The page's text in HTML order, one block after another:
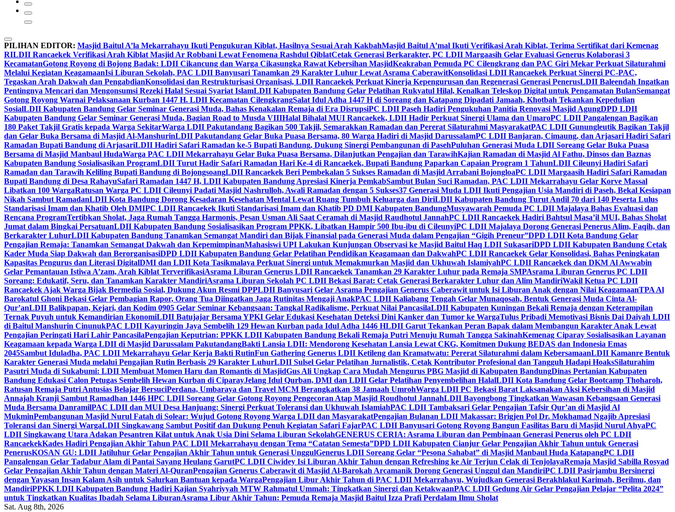
PILIHAN EDITOR: Masjid Baitul A’la Mekarrahayu Ikuti Pengukuran Kiblat, Hasilnya Sesuai Arah KakbahMasjid Baitul A’mal Ikuti Verifikasi Arah Kiblat, Terima Sertifikat dari Kemenag
RILDII Rancaekek Verifikasi Arah Kiblat Masjid Ar Robbani Lewat Fenomena Rashdul QiblatCetak Generasi Berkarakter, PC LDII Margaasih Gelar Evaluasi Generus Kolaborasi 3
KecamatanGotong Royong di Bojong Badak: LDII Cikancung dan Warga Cikasungka Rawat Kebersihan MasjidKeakraban Pemuda PC Cilengkrang dan PAC Giri Mekar Perkuat Silaturahmi
Melalui Kegiatan KeagamaanIsi Liburan Sekolah, PAC LDII Banyusari Tanamkan 29 Karakter Luhur Lewat Asrama CaberawitKonsolidasi LDII Rancaekek Perkuat Sinergi PC-PAC,
Tegaskan Arah Dakwah dan PengabdianKonsolidasi dan Restrukturisasi Organisasi, LDII Rancaekek Perkuat Kinerja Kepengurusan dan Regenerasi Generasi PenerusLDII Baleendah Ingatkan
Pentingnya Mencari dan Mengonsumsi Rezeki Halal Sesuai Syariat IslamLDII Kabupaten Bandung Gelar Pelatihan Rukyatul Hilal, Kenalkan Teleskop Digital untuk Pengamatan BulanSemangat
Gotong Royong Warnai Pelaksanaan Kurban 1447 H. LDII Kecamatan CilengkrangSalat Idul Adha 1447 H di Soreang dan Katapang Dipadati Jamaah, Khotbah Tekankan Kepedulian
SosialLDII Kabupaten Bandung Gelar Seminar Generasi Muda, Bahas Kenakalan Remaja di Era DisrupsiPC LDII Paseh Hadiri Pengukuhan Panitia Renovasi Masjid AgungDPD LDII
Kabupaten Bandung Gelar Seminar Generasi Muda, Bagian Road to Musda VIIIHalal Bihalal MUI Rancaekek, LDII Hadir Perkuat Sinergi Ulama dan UmaroPC LDII Pangalengan Bagikan
180 Paket Takjil Gratis kepada Warga SekitarWarga LDII Pakutandang Bagikan 500 Takjil, Semarakkan Ramadan dan Pererat Silaturahmi MasyarakatPAC LDII Gunungleutik Bagikan Takjil
dan Gelar Buka Bersama di Masjid Al-ManshurinLDII Pakutandang Gelar Buka Puasa Bersama, 80 Warga Hadiri di Masjid DarussalamPC LDII Banjaran, Cimaung, dan Arjasari Hadiri Safari
Ramadan Bupati Bandung di ArjasariLDII Hadiri Safari Ramadan ke-5 Bupati Bandung, Dukung Sinergi Pembangunan di PasehPuluhan Generasi Muda LDII Soreang Gelar Buka Puasa
Bersama di Masjid Manbaul HudaWarga PAC LDII Mekarrahayu Gelar Buka Puasa Bersama, Dilanjutkan Pengajian dan TarawihKajian Ramadan di Masjid Al Fathu, Dinsos dan Baznas
Kabupaten Bandung Sosialisasikan ProgramLDII Turut Hadir Safari Ramadan Hari Ke-4 di Rancaekek, Bupati Bandung Paparkan Capaian Program 1 TahunLDII Cileunyi Hadiri Safari
Ramadan dan Tarawih Keliling Bupati Bandung di BojongsoangLDII Rancaekek Beri Pembekalan 5 Sukses Ramadan di Masjid Arrabani BojongloaPC LDII Margaasih Hadiri Safari Ramadan
Bupati Bandung di Desa RahayuSafari Ramadan 1447 H, LDII Kabupaten Bandung Apresiasi Kinerja PemkabSambut Bulan Suci Ramadan, PAC LDII Mekarrahayu Gelar Korve Massal
Libatkan 100 WargaRatusan Warga PC LDII Cileunyi Padati Masjid Nashrulloh, Awali Ramadan dengan 5 Sukses37 Generasi Muda LDII Ikuti Pengajian Usia Mandiri di Paseh, Bekal Kesiapan
Nikah Sambut RamadanLDII Kota Bandung Dorong Kesadaran Kesehatan Mental Lewat Ruang Tumbuh Keluarga dan DiriLDII Kabupaten Bandung Turut Andil 70 dari 140 Peserta Lulus
Standarisasi Imam dan Khatib Oleh DMIPC LDII Rancaekek Ikuti Standarisasi Imam dan Khatib PD DMI Kabupaten BandungMusyawarah Pemuda PC LDII Majalaya Bahas Evaluasi dan
Rencana ProgramTertibkan Sholat, Jaga Rumah Tangga Harmonis, Pesan Usman Ali Saat Ceramah di Masjid Raudhotul JannahPC LDII Rancaekek Hadiri Bahtsul Masa’il MUI, Bahas Sholat
Jumat dalam Bingkai PersatuanLDII Kabupaten Bandung Sosialisasikan Program PPKK, Libatkan Hampir 500 Ibu-ibu di CileunyiPC LDII Majalaya Dorong Generasi Penerus Alim, Faqih, dan
Berkarakter LuhurLDII Kabupaten Bandung Tanamkan Semangat Mandiri dan Bijak Finansial pada Generasi Muda dalam Pengajian “Gigih Preneur”DPD LDII Kota Bandung Gelar
Pengajian Remaja: Tanamkan Semangat Dakwah dan KepemimpinanMahasiswi UPI Lakukan Kunjungan Observasi ke Masjid Baitul Haq LDII SukasariDPD LDII Kabupaten Bandung Cetak
Kader Muda Siap Dakwah dan BerorganisasiDPD LDII Kabupaten Bandung Gelar Pelatihan Pendidikan Keagamaan dan DakwahPC LDII Rancaekek Gelar Konsolidasi, Bahas Peningkatan
Kapasitas Pengurus dan Literasi DigitalDMI dan LDII Kota Tasikmalaya Perkuat Sinergi untuk Memakmurkan Masjid dan Ukhuwah IslamiyahPC LDII Rancaekek dan DKM Al Awwabin
Gelar Pemantauan Istiwa A’zam, Arah Kiblat TerverifikasiAsrama Liburan Generus LDII Rancaekek Tanamkan 29 Karakter Luhur pada Remaja SMPAsrama Liburan Generus PC LDII
Soreang: Edukatif, Seru, dan Tanamkan Karakter MandiriAsrama Liburan Sekolah PC LDII Bekasi Barat: Cetak Generasi Berkarakter Luhur dan Alim MandiriWakil Ketua PC LDII
Rancaekek Ajak Warga Bijak Bermedia Sosial, Dukung Akun Resmi DPPLDII Banyusari Gelar Asrama Pengajian Generus Caberawit untuk Isi Liburan Anak dengan Nilai KeagamaanTPA Al
Barokatul Ghoni Bekasi Gelar Pembagian Rapor, Orang Tua Diingatkan Jaga Rutinitas Mengaji AnakPAC LDII Kaliabang Tengah Gelar Munaqosah, Bentuk Generasi Muda Cinta Al-
Qur’anLDII Balikpapan, Kejari, dan Kodim 0905 Gelar Seminar Kebangsaan: Tangkal Radikalisme, Perkuat Nilai PancasilaLDII Kabupaten Kuningan Bekali Remaja dengan Keterampilan
Ternak Puyuh untuk Kemandirian EkonomiLDII Batujajar Bersama YPKI Gelar Edukasi Kesehatan Deteksi Dini Kanker dan Tumor ke WargaTulus Pribadi Memotivasi Bisnis Dai Daiyah LDII
di Baitul Manshurin CinunukPAC LDII Kayuringin Jaya Sembelih 129 Hewan Kurban pada Idul Adha 1446 HLDII Garut Tekankan Peran Bapak dalam Membangun Karakter Anak Lewat
Pengajian Peringati Hari Lahir PancasilaPengajian Keputrian: PPKK LDII Kabupaten Bandung Bekali Remaja Putri Menuju Rumah Tangga SakinahKemenag Ciparay Sosialisasikan Layanan
Keagamaan kepada Warga LDII di Masjid Darussalam PakutandangBakti Lansia LDII: Mendorong Kesehatan Lansia Lewat CKG, Komitmen Dukung BEDAS dan Indonesia Emas
2045Sambut Iduladha, PAC LDII Mekarrahayu Gelar Kerja Bakti RutinFun Gathering Generus LDII Ketileng dan Kramatwatu: Pererat Silaturahmi dalam KebersamaanLDII Kamanre Bentuk
Karakter Generasi Muda melalui Pengajian Rutin Berbasis 29 Karakter LuhurLDII Sulsel Gelar Pelatihan Jurnalistik, Cetak Kontributor Profesional dan Tangguh Hadapi HoaksSilaturahim
Pasutri Muda di Sukabumi: LDII Membuat Momen Haru dan Romantis di MasjidGus Ali Ungkap Cara Mudah Mengurus PBG Masjid di Kabupaten BandungDinas Pertanian Kabupaten
Bandung Edukasi Calon Petugas Sembelih Hewan Kurban di CiparayJelang Idul Qurban, DMI dan LDII Gelar Pelatihan Penyembelihan HalalLDII Kota Bandung Gelar Bootcamp Thoharoh,
Ratusan Remaja Putri Antusias Belajar BersuciPerdana, Umbaraya dan Travel MCM Berangkatkan 38 Jamaah UmrohWarga LDII PC Bekasi Barat Laksanakan Aksi Kebersihan di Masjid
Annajah Kranji Sambut Ramadhan 1446 HPC LDII Soreang Gelar Gotong Royong Pengecoran Atap Masjid Roudhotul JannahLDII Bayongbong Tingkatkan Wawasan Kebangsaan Generasi
Muda Bersama DanramilPAC LDII dan MUI Desa Hanjuang: Sinergi Perkuat Toleransi dan Ukhuwah IslamiahPAC LDII Tambaksari Gelar Pengajian Tafsir Qur’an di Masjid Al
MukminPembangunan Masjid Nurul Fatah di Solear: Wujud Gotong Royong Warga LDII dan MasyarakatPengajian Bulanan LDII Makassar: Brigjen Pol Dr. Mokhamad Ngajib Apresiasi
Toleransi dan Sinergi WargaLDII Singkawang Sambut Positif dan Dukung Penuh Kegiatan Safari FajarPAC LDII Banyusari Gotong Royong Bangun Fasilitas Baru di Masjid Nurul AhyaPC
LDII Singkawang Utara Adakan Pesantren Kilat untuk Anak Usia Dini Selama Liburan SekolahGENERUS CERIA: Asrama Liburan dan Pembinaan Generasi Penerus oleh PC LDII
RancaekekKades Hadiri Pengajian Akhir Tahun PAC LDII Mekarrahayu dengan Tema “Catatan Semesta”DPD LDII Kabupaten Cianjur Gelar Pengajian Akhir Tahun untuk Generasi
PenerusKOSAN GU: LDII Jatiluhur Gelar Pengajian Akhir Tahun untuk Generasi UnggulGenerus LDII Soreang Gelar “Pesona Sahabat” di Masjid Manbaul Huda KatapangPC LDII
Pangalengan Gelar Tadabur Alam di Pantai Sayang Heulang GarutPC LDII Ciwidey Isi Liburan Akhir Tahun dengan Refreshing ke Air Terjun Celak di TenjolayaRemaja Masjid Sabilla Rosyad
Gelar Pengajian Akhir Tahun dengan Materi Al-QuranPengajian Generus Caberawit di Masjid Al-Barokah Arcamanik Dorong Generasi Unggul dan MandiriPC LDII Pasirjambu Bersinergi
dengan Yayasan Insan Kalam Asih untuk Salurkan Bantuan kepada WargaPengajian Libur Akhir Tahun di PAC LDII Mekarrahayu, Wujudkan Generasi Berakhlakul Karimah, Berilmu, dan
MandiriPPKK LDII Kabupaten Bandung Hadiri Kajian Syahriyyah MTW Rahmatul Ummah: Tingkatkan Sinergi dan KetakwaanPAC LDII Gedung Air Gelar Pengajian Pelajar “Pelita 2024”
untuk Tingkatkan Kualitas Ibadah Selama LiburanAsrama Libur Akhir Tahun: Pemuda Remaja Masjid Baitul Izza Prafi Perdalam Ilmu Sholat
Sat. Aug 8th, 2026